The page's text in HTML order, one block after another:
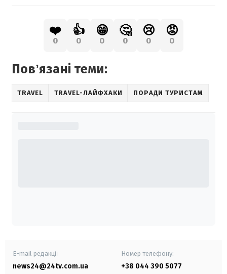
❤️
0
👍
0
😁
0
🤔
0
😢
0
😡
0
Повʼязані теми:
TRAVEL TRAVEL-ЛАЙФХАКИ ПОРАДИ ТУРИСТАМ
E-mail редакції
news24@24tv.com.ua
Номер телефону:
+38 044 390 5077